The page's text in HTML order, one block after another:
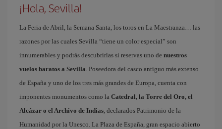
¡Hola, Sevilla!
La Feria de Abril, la Semana Santa, los toros en La Maestranza… las
razones por las cuales Sevilla “tiene un color especial” son
innumerables y podrás descubrirlas si reservas uno de nuestros
vuelos baratos a Sevilla. Poseedora del casco antiguo más extenso
de España y uno de los tres más grandes de Europa, cuenta con
imponentes monumentos como la Catedral, la Torre del Oro, el
Alcázar o el Archivo de Indias, declarados Patrimonio de la
Humanidad por la Unesco. La Plaza de España, gran espacio abierto